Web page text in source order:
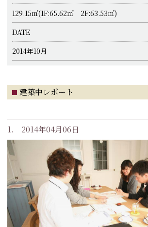
129.15㎡(1F:65.62㎡ 2F:63.53㎡)
DATE
2014年10月
建築中レポート
1. 2014年04月06日